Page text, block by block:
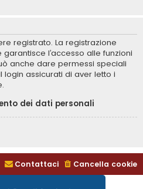
registrato. La registrazione
l’accesso alle funzioni
anche dare permessi speciali
login assicurati di aver letto i
dei dati personali
Cancella cookie
Contattaci